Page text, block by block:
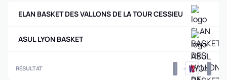
ELAN BASKET DES VALLONS DE LA TOUR CESSIEU
ASUL LYON BASKET
RÉSULTAT 0 0